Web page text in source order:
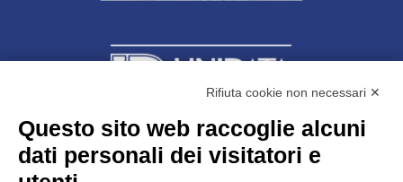
Unidata s.r.lcon unico socio
Largo dell’Artigianato, 1 - 23100 Sondrio
Rifiuta cookie non necessari ✕
Questo sito web raccoglie alcuni
dati personali dei visitatori e